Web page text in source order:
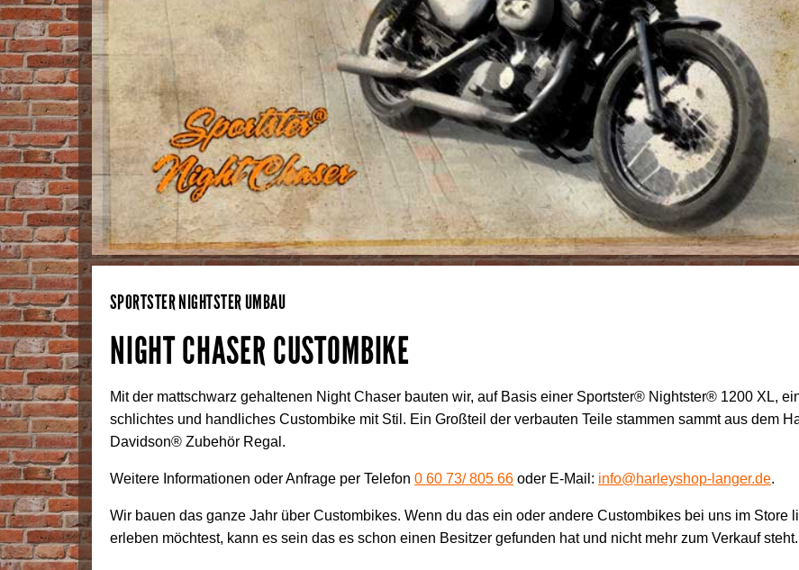
SPORTSTER NIGHTSTER UMBAU
NIGHT CHASER CUSTOMBIKE
Mit der mattschwarz gehaltenen Night Chaser bauten wir, auf Basis einer Sportster® Nightster® 1200 XL,
schlichtes und handliches Custombike mit Stil. Ein Großteil der verbauten Teile stammen sammt aus dem
Davidson® Zubehör Regal.
Weitere Informationen oder Anfrage per Telefon 0 60 73/805 66 oder E-Mail: info@harleyshop-langer.de.
Wir bauen das ganze Jahr über Custombikes. Wenn du das ein oder andere Custombikes bei uns im Store
erleben möchtest, kann es sein das es schon einen Besitzer gefunden hat und nicht mehr zum Verkauf steht.